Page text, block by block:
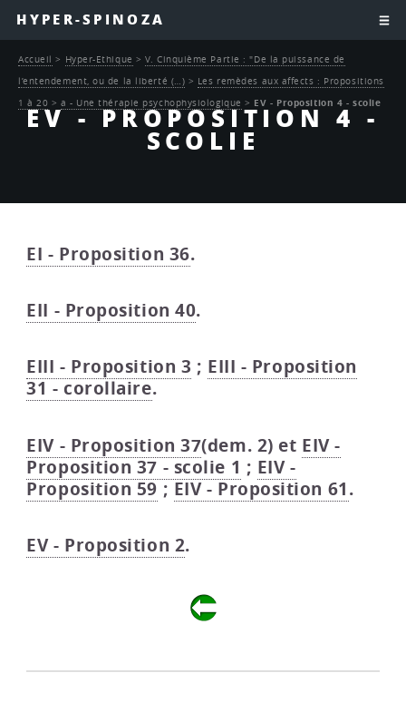
HYPER-SPINOZA
EV - PROPOSITION 4 -
SCOLIE
Accueil > Hyper-Ethique >V. Cinquième Partie : "De la puissance de
l’entendement, ou de la liberté (…) > Les remèdes aux affects : Propositions
1 à 20 > a - Une thérapie psychophysiologique > EV - Proposition 4 - scolie
EI - Proposition 36.
EII - Proposition 40.
EIII - Proposition 3 ; EIII - Proposition
31 - corollaire.
EIV - Proposition 37(dem. 2) et EIV -
Proposition 37 - scolie 1 ; EIV -
Proposition 59 ; EIV - Proposition 61.
EV - Proposition 2.